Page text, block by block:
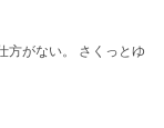
方がない。 さくっとゆ